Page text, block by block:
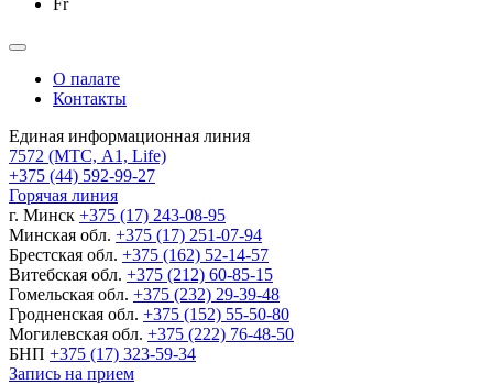
Fr
О палате
Контакты
Единая информационная линия
7572 (МТС, A1, Life)
+375 (44) 592-99-27
Горячая линия
г. Минск +375 (17) 243-08-95
Минская обл. +375 (17) 251-07-94
Брестская обл. +375 (162) 52-14-57
Витебская обл. +375 (212) 60-85-15
Гомельская обл. +375 (232) 29-39-48
Гродненская обл. +375 (152) 55-50-80
Могилевская обл. +375 (222) 76-48-50
БНП +375 (17) 323-59-34
Запись на прием